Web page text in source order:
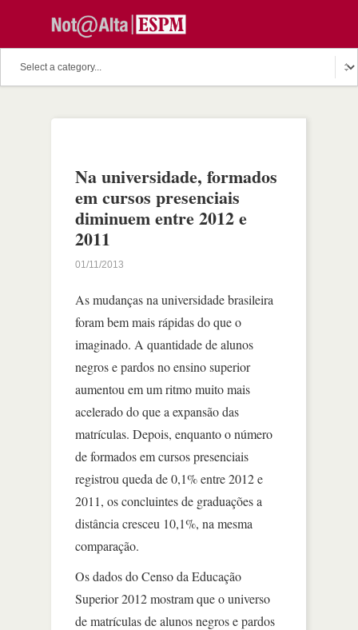
Na universidade, formados
em cursos presenciais
diminuem entre 2012 e
2011
01/11/2013
As mudanças na universidade brasileira
foram bem mais rápidas do que o
imaginado. A quantidade de alunos
negros e pardos no ensino superior
aumentou em um ritmo muito mais
acelerado do que a expansão das
matrículas. Depois, enquanto o número
de formados em cursos presenciais
registrou queda de 0,1% entre 2012 e
2011, os concluintes de graduações a
distância cresceu 10,1%, na mesma
comparação.
Os dados do Censo da Educação
Superior 2012 mostram que o universo
de matrículas de alunos negros e pardos